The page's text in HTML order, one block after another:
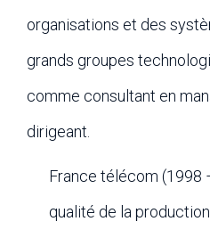
organisations et des
grands groupes
comme consultant en
dirigeant.
France télécom (1998
qualité de la